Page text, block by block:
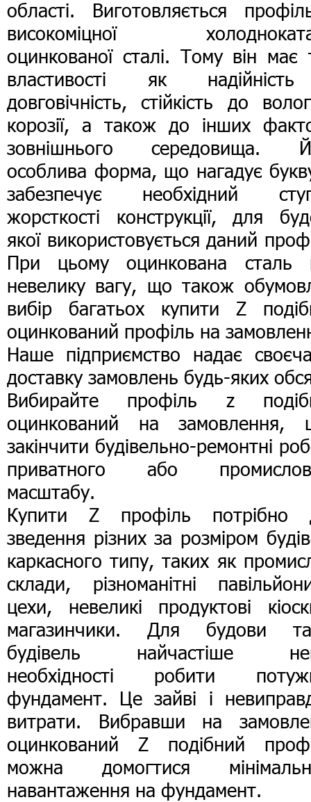
області. Виготовляється
високоміцної
оцинкованої сталі. Тому він має
властивості як
довговічність, стійкість до
корозії, а також до інших
зовнішнього середовища.
особлива форма, що нагадує
забезпечує необхідний
жорсткості конструкції, для
якої використовується даний
При цьому оцинкована сталь
невелику вагу, що також
вибір багатьох купити Z
оцинкований профіль на
Наше підприємство надає
доставку замовлень будь-яких
Вибирайте профіль z
оцинкований на замовлення,
закінчити будівельно-ремонтні
приватного або
масштабу.
Купити Z профіль потрібно
зведення різних за розміром
каркасного типу, таких як
склади, різноманітні
цехи, невеликі продуктові
магазинчики. Для будови
будівель найчастіше
необхідності робити
фундамент. Це зайві і
витрати. Вибравши на
оцинкований Z подібний
можна домогтися
навантаження на фундамент.